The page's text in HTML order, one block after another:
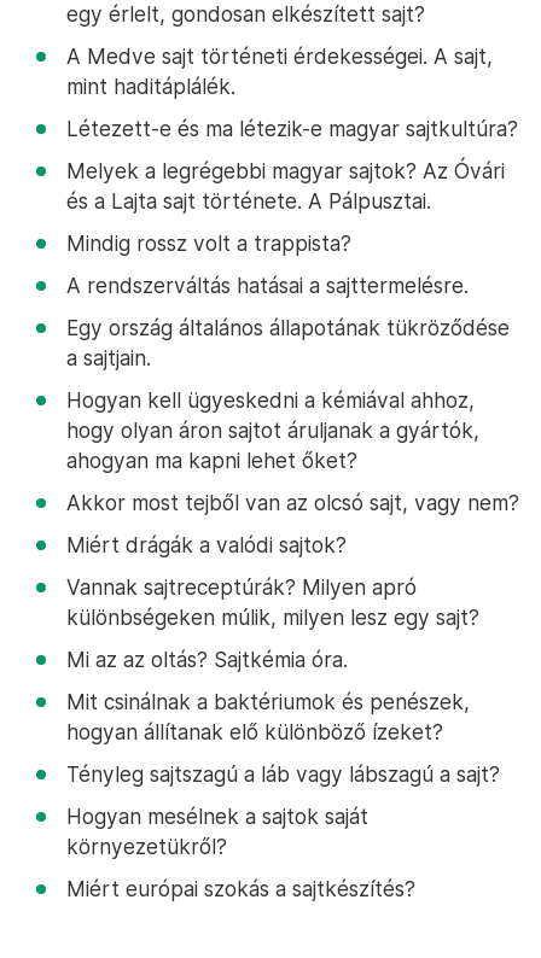
egy érlelt, gondosan elkészített sajt?
A Medve sajt történeti érdekességei. A sajt,
mint haditáplálék.
Létezett-e és ma létezik-e magyar sajtkultúra?
Melyek a legrégebbi magyar sajtok? Az Óvári
és a Lajta sajt története. A Pálpusztai.
Mindig rossz volt a trappista?
A rendszerváltás hatásai a sajttermelésre.
Egy ország általános állapotának tükröződése
a sajtjain.
Hogyan kell ügyeskedni a kémiával ahhoz,
hogy olyan áron sajtot áruljanak a gyártók,
ahogyan ma kapni lehet őket?
Akkor most tejből van az olcsó sajt, vagy nem?
Miért drágák a valódi sajtok?
Vannak sajtreceptúrák? Milyen apró
különbségeken múlik, milyen lesz egy sajt?
Mi az az oltás? Sajtkémia óra.
Mit csinálnak a baktériumok és penészek,
hogyan állítanak elő különböző ízeket?
Tényleg sajtszagú a láb vagy lábszagú a sajt?
Hogyan mesélnek a sajtok saját
környezetükről?
Miért európai szokás a sajtkészítés?